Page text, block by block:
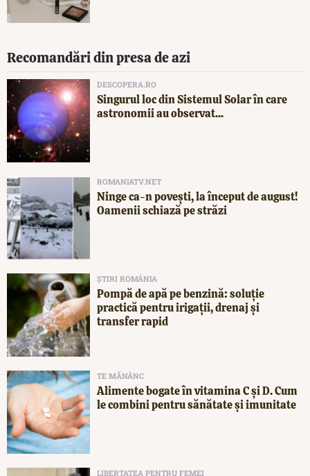
Recomandări din presa de azi
DESCOPERA.RO
Singurul loc din Sistemul Solar în care
astronomii au observat...
ROMANIATV.NET
Ninge ca-n povești, la început de august!
Oamenii schiază pe străzi
ȘTIRI ROMÂNIA
Pompă de apă pe benzină: soluție
practică pentru irigații, drenaj și
transfer rapid
TE MĂNÂNC
Alimente bogate în vitamina C și D. Cum
le combini pentru sănătate și imunitate
LIBERTATEA PENTRU FEMEI